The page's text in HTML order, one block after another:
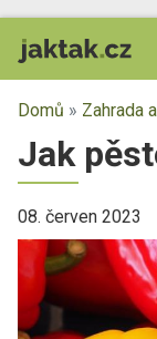
Domů » Zahrada
Jak
08. červen 2023